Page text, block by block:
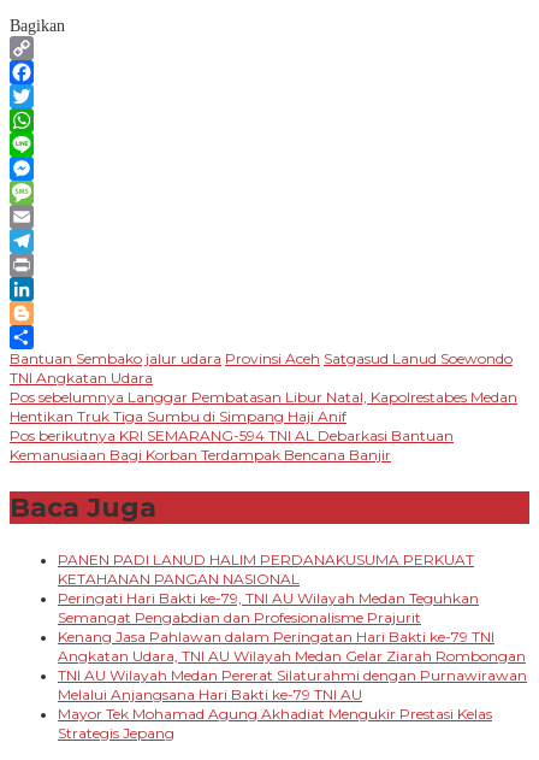
Bagikan
Copy
Link
Facebook
Twitter
WhatsApp
Line
Messenger
Message
Email
Telegram
Print
LinkedIn
Blogger
Share
Bantuan Sembako jalur udara Provinsi Aceh Satgasud Lanud Soewondo
TNI Angkatan Udara
Navigasi
pos
Pos sebelumnya Langgar Pembatasan Libur Natal, Kapolrestabes Medan
Hentikan Truk Tiga Sumbu di Simpang Haji Anif
Pos berikutnya KRI SEMARANG-594 TNI AL Debarkasi Bantuan
Kemanusiaan Bagi Korban Terdampak Bencana Banjir
Baca Juga
PANEN PADI LANUD HALIM PERDANAKUSUMA PERKUAT
KETAHANAN PANGAN NASIONAL
Peringati Hari Bakti ke-79, TNI AU Wilayah Medan Teguhkan
Semangat Pengabdian dan Profesionalisme Prajurit
Kenang Jasa Pahlawan dalam Peringatan Hari Bakti ke-79 TNI
Angkatan Udara, TNI AU Wilayah Medan Gelar Ziarah Rombongan
TNI AU Wilayah Medan Pererat Silaturahmi dengan Purnawirawan
Melalui Anjangsana Hari Bakti ke-79 TNI AU
Mayor Tek Mohamad Agung Akhadiat Mengukir Prestasi Kelas
Strategis Jepang